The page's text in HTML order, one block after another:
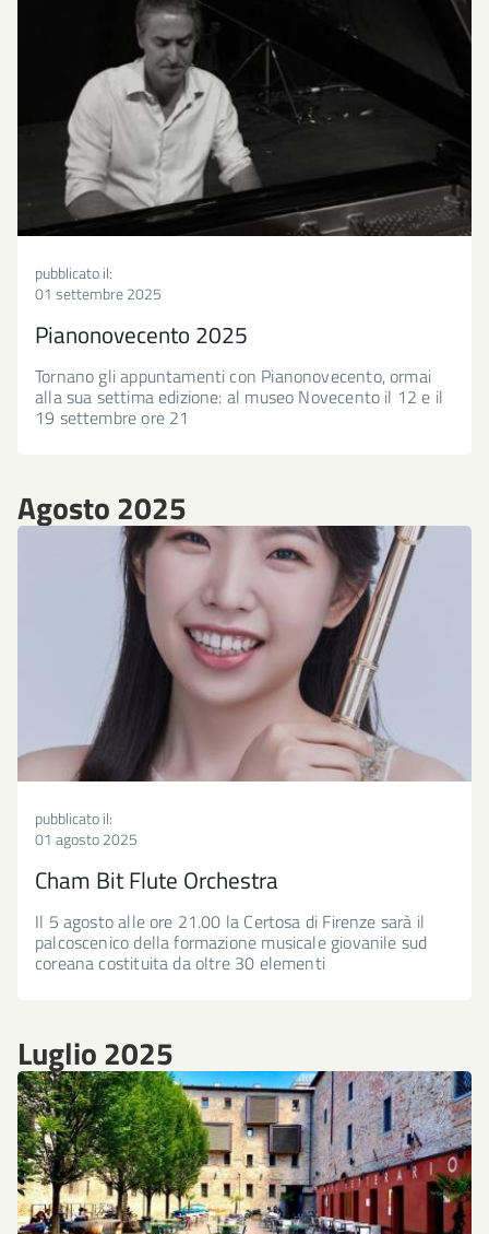
pubblicato il:
01 settembre 2025
Pianonovecento 2025
Tornano gli appuntamenti con Pianonovecento, ormai
alla sua settima edizione: al museo Novecento il 12 e il
19 settembre ore 21
Agosto 2025
pubblicato il:
01 agosto 2025
Cham Bit Flute Orchestra
Il 5 agosto alle ore 21.00 la Certosa di Firenze sarà il
palcoscenico della formazione musicale giovanile sud
coreana costituita da oltre 30 elementi
Luglio 2025